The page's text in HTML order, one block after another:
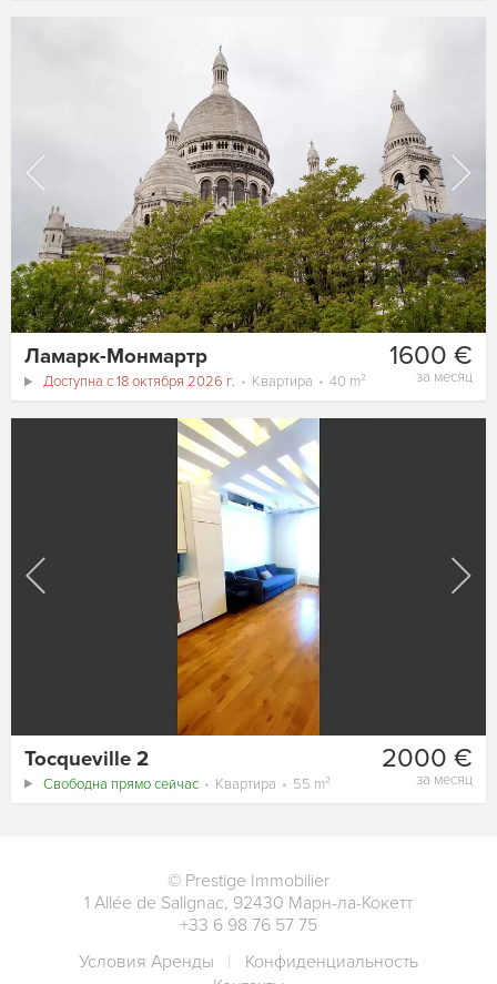
1600 €
за месяц
Ламарк-Монмартр
Доступна с 18 октября 2026 г. Квартира 40 m²
2000 €
за месяц
Tocqueville 2
Свободна прямо сейчас Квартира 55 m²
© Prestige Immobilier
1 Allée de Salignac, 92430 Марн-ла-Кокетт
+33 6 98 76 57 75
Условия Аренды
Конфиденциальность